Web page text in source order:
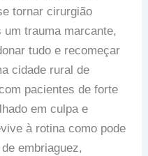
tornar cirurgião
trauma marcante,
tudo e recomeçar
cidade rural de
pacientes de forte
em culpa e
à rotina como pode
embriaguez,